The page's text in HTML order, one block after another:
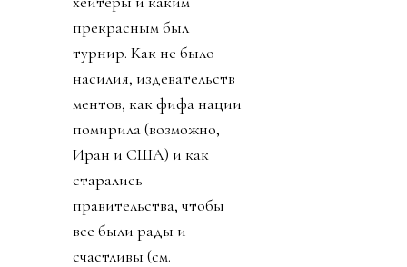
прекрасным был
турнир. Как не было
насилия, издевательств
ментов, как фифа нации
помирила (возможно,
Иран и США) и как
старались
правительства, чтобы
все были рады и
счастливы (см.